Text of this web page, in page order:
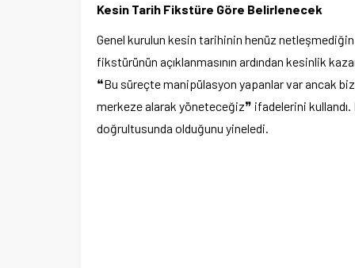
Kesin Tarih Fikstüre Göre Belirlenecek
Genel kurulun kesin tarihinin henüz
fikstürünün açıklanmasının ardından kesinlik
❝Bu süreçte manipülasyon yapanlar var ancak
merkeze alarak yöneteceğiz❞ ifadelerini
doğrultusunda olduğunu yineledi.